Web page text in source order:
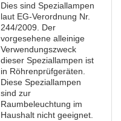
Dies sind Speziallampen
laut EG-Verordnung Nr.
244/2009. Der
vorgesehene alleinige
Verwendungszweck
dieser Speziallampen ist
in Röhrenprüfgeräten.
Diese Speziallampen
sind zur
Raumbeleuchtung im
Haushalt nicht geeignet.